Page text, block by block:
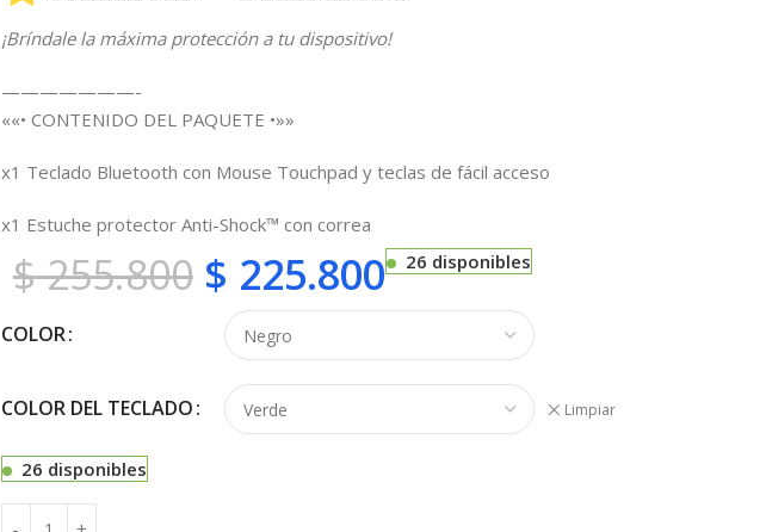
¡Bríndale la máxima protección a tu dispositivo!
———————-
««• CONTENIDO DEL PAQUETE •»»
x1 Teclado Bluetooth con Mouse Touchpad y teclas de fácil acceso
x1 Estuche protector Anti-Shock™ con correa
$255.800 $ 225.800 26 disponibles
COLOR
COLOR DEL TECLADO Limpiar
26 disponibles